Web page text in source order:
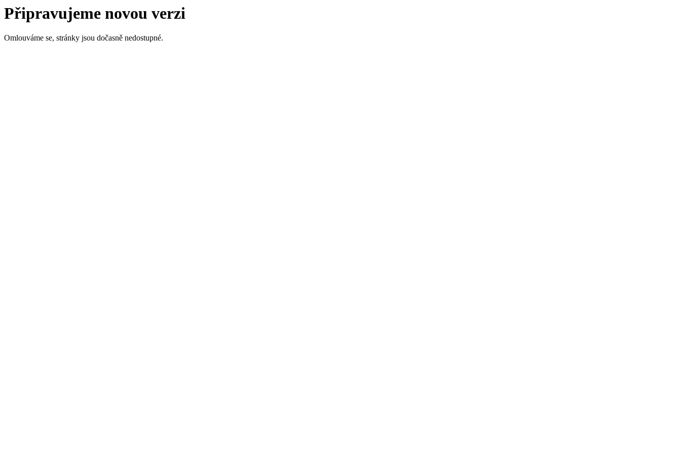
Připravujeme novou verzi
Omlouváme se, stránky jsou dočasně nedostupné.